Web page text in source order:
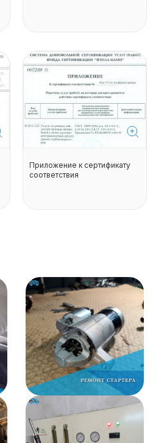
Приложение к сертификату
соответствия